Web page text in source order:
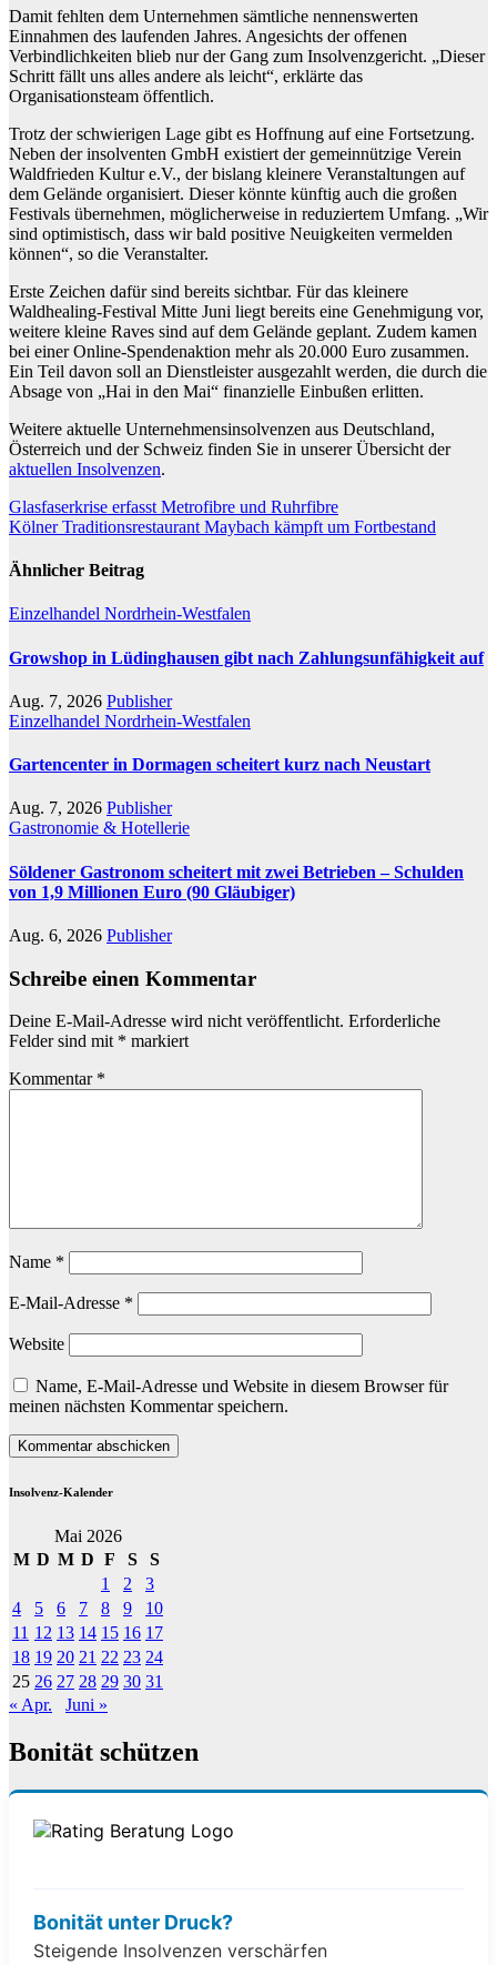
Damit fehlten dem Unternehmen sämtliche nennenswerten
Einnahmen des laufenden Jahres. Angesichts der offenen
Verbindlichkeiten blieb nur der Gang zum Insolvenzgericht. „Dieser
Schritt fällt uns alles andere als leicht“, erklärte das
Organisationsteam öffentlich.
Trotz der schwierigen Lage gibt es Hoffnung auf eine Fortsetzung.
Neben der insolventen GmbH existiert der gemeinnützige Verein
Waldfrieden Kultur e.V., der bislang kleinere Veranstaltungen auf
dem Gelände organisiert. Dieser könnte künftig auch die großen
Festivals übernehmen, möglicherweise in reduziertem Umfang. „Wir
sind optimistisch, dass wir bald positive Neuigkeiten vermelden
können“, so die Veranstalter.
Erste Zeichen dafür sind bereits sichtbar. Für das kleinere
Waldhealing-Festival Mitte Juni liegt bereits eine Genehmigung vor,
weitere kleine Raves sind auf dem Gelände geplant. Zudem kamen
bei einer Online-Spendenaktion mehr als 20.000 Euro zusammen.
Ein Teil davon soll an Dienstleister ausgezahlt werden, die durch die
Absage von „Hai in den Mai“ finanzielle Einbußen erlitten.
Weitere aktuelle Unternehmensinsolvenzen aus Deutschland,
Österreich und der Schweiz finden Sie in unserer Übersicht der
aktuellen Insolvenzen.
Beitragsnavigation
Glasfaserkrise erfasst Metrofibre und Ruhrfibre
Kölner Traditionsrestaurant Maybach kämpft um Fortbestand
Ähnlicher Beitrag
Einzelhandel Nordrhein-Westfalen
Growshop in Lüdinghausen gibt nach Zahlungsunfähigkeit auf
Aug. 7, 2026 Publisher
Einzelhandel Nordrhein-Westfalen
Gartencenter in Dormagen scheitert kurz nach Neustart
Aug. 7, 2026 Publisher
Gastronomie & Hotellerie
Söldener Gastronom scheitert mit zwei Betrieben – Schulden
von 1,9 Millionen Euro (90 Gläubiger)
Aug. 6, 2026 Publisher
Schreibe einen Kommentar
Deine E-Mail-Adresse wird nicht veröffentlicht. Erforderliche
Felder sind mit * markiert
Kommentar *
Name *
E-Mail-Adresse *
Website
Name, E-Mail-Adresse und Website in diesem Browser für
meinen nächsten Kommentar speichern.
Insolvenz-Kalender
Mai 2026
M D M D F S
S
1
2
3
4
5 6 7 8 9
10
11 12 13 14 15 16 17
18 19 20 21 22 23 24
25 26 27 28 29 30 31
« Apr.
Juni »
Bonität schützen
Bonität unter Druck?
Steigende Insolvenzen verschärfen